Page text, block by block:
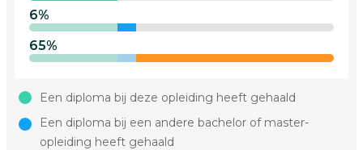
6%
65%
Een diploma bij deze opleiding heeft gehaald
Een diploma bij een andere bachelor of master-
opleiding heeft gehaald